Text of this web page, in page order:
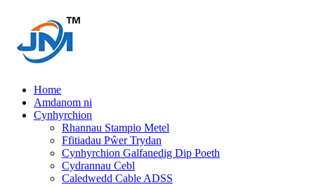
Home
Amdanom ni
Cynhyrchion
Rhannau Stampio Metel
Ffitiadau Pŵer Trydan
Cynhyrchion Galfanedig Dip Poeth
Cydrannau Cebl
Caledwedd Cable ADSS